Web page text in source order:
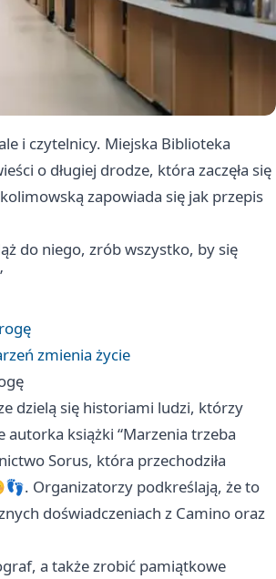
i czytelnicy. Miejska Biblioteka
o długiej drodze, która zaczęła się
zapowiada się jak przepis
do niego, zrób wszystko, by się
zmienia życie
dzielą się historiami ludzi, którzy
autorka książki “Marzenia trzeba
Sorus, która przechodziła
Organizatorzy podkreślają, że to
doświadczeniach z Camino oraz
a także zrobić pamiątkowe